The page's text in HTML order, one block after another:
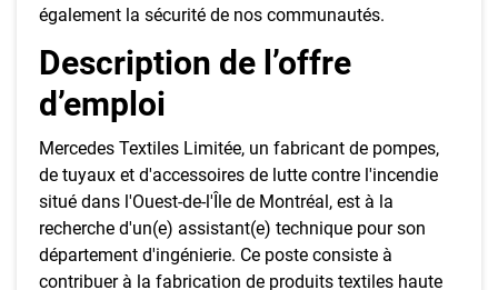
également la sécurité de nos communautés.
Description de l’offre
d’emploi
Mercedes Textiles Limitée, un fabricant de pompes,
de tuyaux et d'accessoires de lutte contre l'incendie
situé dans l'Ouest-de-l'Île de Montréal, est à la
recherche d'un(e) assistant(e) technique pour son
département d'ingénierie. Ce poste consiste à
contribuer à la fabrication de produits textiles haute